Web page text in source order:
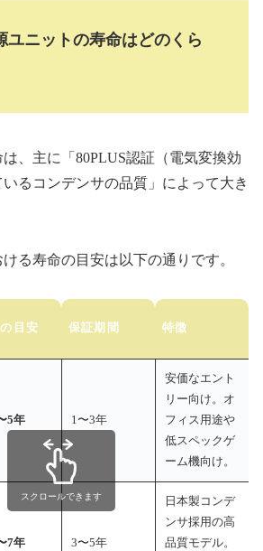
ユニットの寿命はどのくら
、主に「80PLUS認証（電気変換効
るコンデンサの品質」によって大き
る寿命の目安は以下の通りです。
目安 保証期間 特徴
5年 1〜3年
安価なエント
リー向け。オ
フィス用途や
低スペックゲ
ーム機向け。
7年 3〜5年
日本製コンデ
ンサ採用の高
品質モデル。
スクロールできます